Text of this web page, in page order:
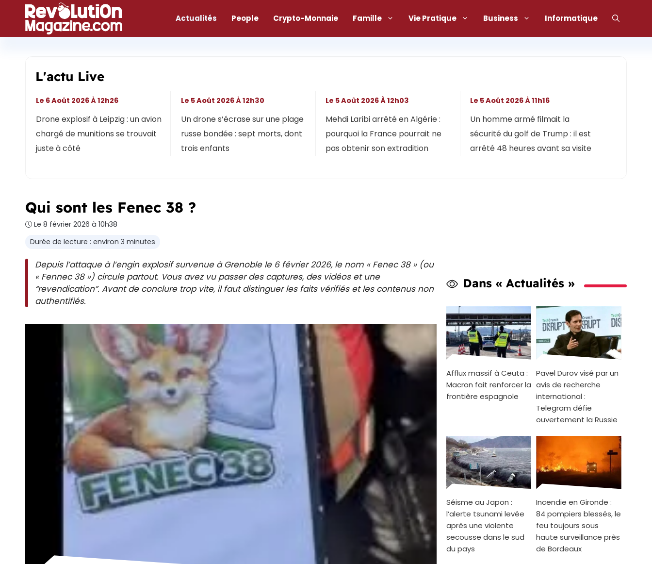
contenu
Actualités People Crypto-Monnaie Famille Vie Pratique Business Informatique
L'actu Live
Drone explosif à Leipzig : un avion
chargé de munitions se trouvait
juste à côté
Le 6 Août 2026 À 12h26
Un drone s’écrase sur une plage
russe bondée : sept morts, dont
trois enfants
Le 5 Août 2026 À 12h30
Mehdi Laribi arrêté en Algérie :
pourquoi la France pourrait ne
pas obtenir son extradition
Le 5 Août 2026 À 12h03
Un homme armé filmait la
sécurité du golf de Trump : il est
arrêté 48 heures avant sa visite
Le 5 Août 2026 À 11h16
Qui sont les Fenec 38 ?
Le 8 février 2026 à 10h38
Durée de lecture : environ 3 minutes
Depuis l’attaque à l’engin explosif survenue à Grenoble le 6 février 2026, le nom « Fenec 38 » (ou
« Fennec 38 ») circule partout. Vous avez vu passer des captures, des vidéos et une
“revendication”. Avant de conclure trop vite, il faut distinguer les faits vérifiés et les contenus non
authentifiés.
Dans « Actualités »
Afflux massif à Ceuta :
Macron fait renforcer la
frontière espagnole
Pavel Durov visé par un
avis de recherche
international :
Telegram défie
ouvertement la Russie
Séisme au Japon :
l’alerte tsunami levée
après une violente
secousse dans le sud
du pays
Incendie en Gironde :
84 pompiers blessés, le
feu toujours sous
haute surveillance près
de Bordeaux